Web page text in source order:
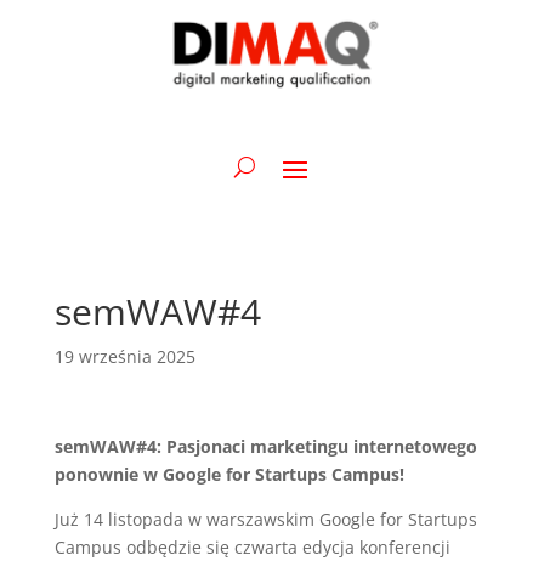
semWAW#4
19 września 2025
semWAW#4: Pasjonaci marketingu internetowego
ponownie w Google for Startups Campus!
Już 14 listopada w warszawskim Google for Startups
Campus odbędzie się czwarta edycja konferencji